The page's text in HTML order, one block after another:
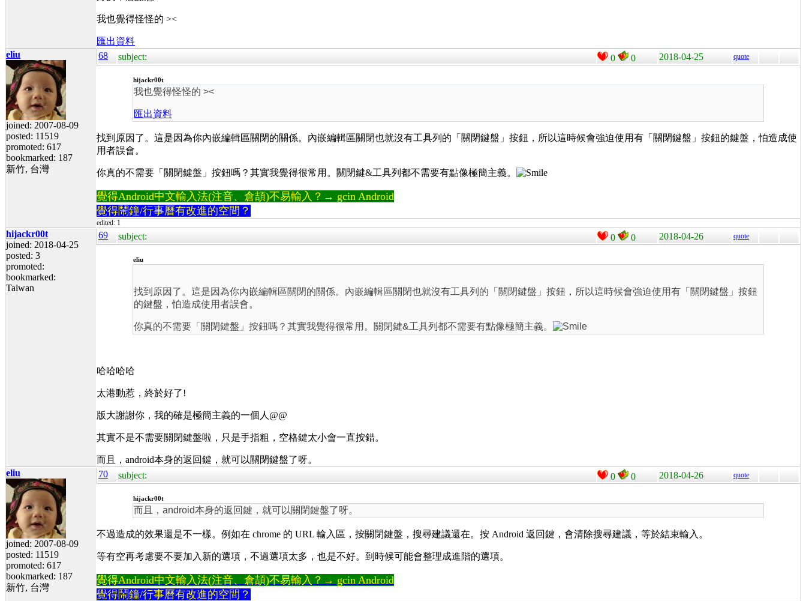
我也覺得怪怪的 ><
匯出資料
eliu
joined: 2007-08-09
posted: 11519
promoted: 617
bookmarked: 187
新竹, 台灣
68 subject: 0 0 2018-04-25 quote
hijackr00t
我也覺得怪怪的 ><
匯出資料
找到原因了。這是因為你內嵌編輯區關閉的關係。內嵌編輯區關閉也就沒有工具列的「關閉鍵盤」按鈕，所以這時候會強迫使用有「關閉鍵盤」按鈕的鍵盤，怕造成使
用者誤會。
你真的不需要「關閉鍵盤」按鈕嗎？其實我覺得很常用。關閉鍵&工具列都不需要有點像極簡主義。
覺得Android中文輸入法(注音、倉頡)不易輸入？→ gcin Android
覺得鬧鐘/行事曆有改進的空間？
edited: 1
hijackr00t
joined: 2018-04-25
posted: 3
promoted:
bookmarked:
Taiwan
69 subject: 0 0 2018-04-26 quote
eliu
找到原因了。這是因為你內嵌編輯區關閉的關係。內嵌編輯區關閉也就沒有工具列的「關閉鍵盤」按鈕，所以這時候會強迫使用有「關閉鍵盤」按鈕
的鍵盤，怕造成使用者誤會。
你真的不需要「關閉鍵盤」按鈕嗎？其實我覺得很常用。關閉鍵&工具列都不需要有點像極簡主義。
哈哈哈哈
太港動惹，終於好了!
版大謝謝你，我的確是極簡主義的一個人@@
其實不是不需要關閉鍵盤啦，只是手指粗，空格鍵太小會一直按錯。
而且，android本身的返回鍵，就可以關閉鍵盤了呀。
eliu
joined: 2007-08-09
posted: 11519
promoted: 617
bookmarked: 187
新竹, 台灣
70 subject: 0 0 2018-04-26 quote
hijackr00t
而且，android本身的返回鍵，就可以關閉鍵盤了呀。
不過造成的效果還是不一樣。例如在 chrome 的 URL 輸入區，按關閉鍵盤，搜尋建議還在。按 Android 返回鍵，會清除搜尋建議，等於結束輸入。
等有空再考慮要不要加入新的選項，不過選項太多，也是不好。到時候可能會整理成進階的選項。
覺得Android中文輸入法(注音、倉頡)不易輸入？→ gcin Android
覺得鬧鐘/行事曆有改進的空間？